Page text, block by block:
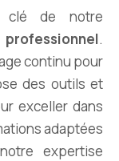
de notre
.
continu pour
des outils et
exceller dans
adaptées
expertise